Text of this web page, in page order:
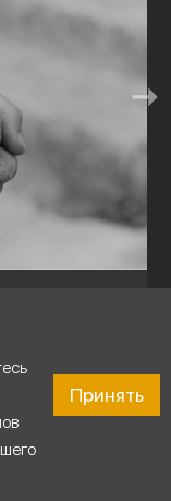
воды
Принять